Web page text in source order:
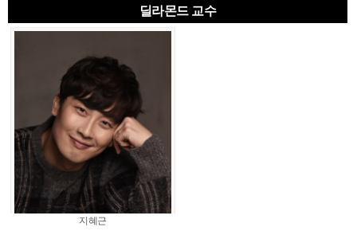
딜라몬드 교수
지혜근